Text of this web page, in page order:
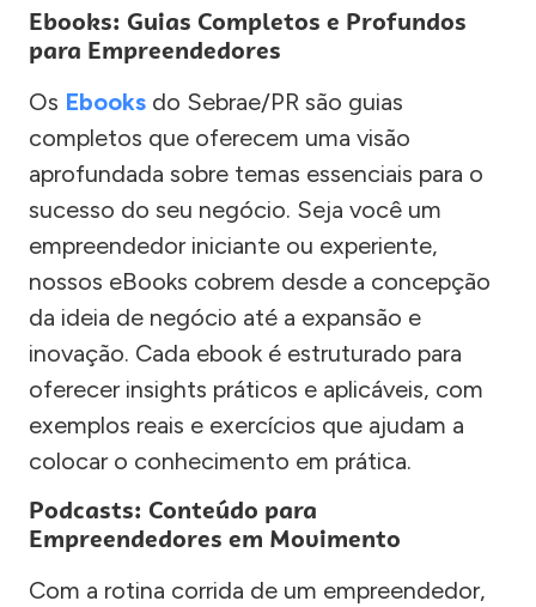
Ebooks: Guias Completos e Profundos
para Empreendedores
Os Ebooks do Sebrae/PR são guias
completos que oferecem uma visão
aprofundada sobre temas essenciais para o
sucesso do seu negócio. Seja você um
empreendedor iniciante ou experiente,
nossos eBooks cobrem desde a concepção
da ideia de negócio até a expansão e
inovação. Cada ebook é estruturado para
oferecer insights práticos e aplicáveis, com
exemplos reais e exercícios que ajudam a
colocar o conhecimento em prática.
Podcasts: Conteúdo para
Empreendedores em Movimento
Com a rotina corrida de um empreendedor,